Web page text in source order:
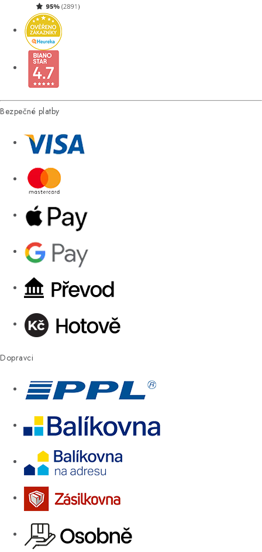
Bezpečné platby
Dopravci